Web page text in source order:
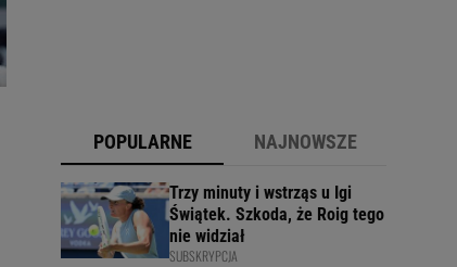
POPULARNE NAJNOWSZE
Trzy minuty i wstrząs u Igi
Świątek. Szkoda, że Roig tego
nie widział
SUBSKRYPCJA